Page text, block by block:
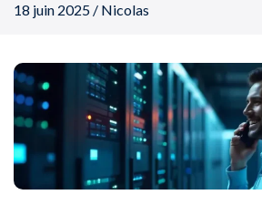
18 juin 2025 / Nicolas